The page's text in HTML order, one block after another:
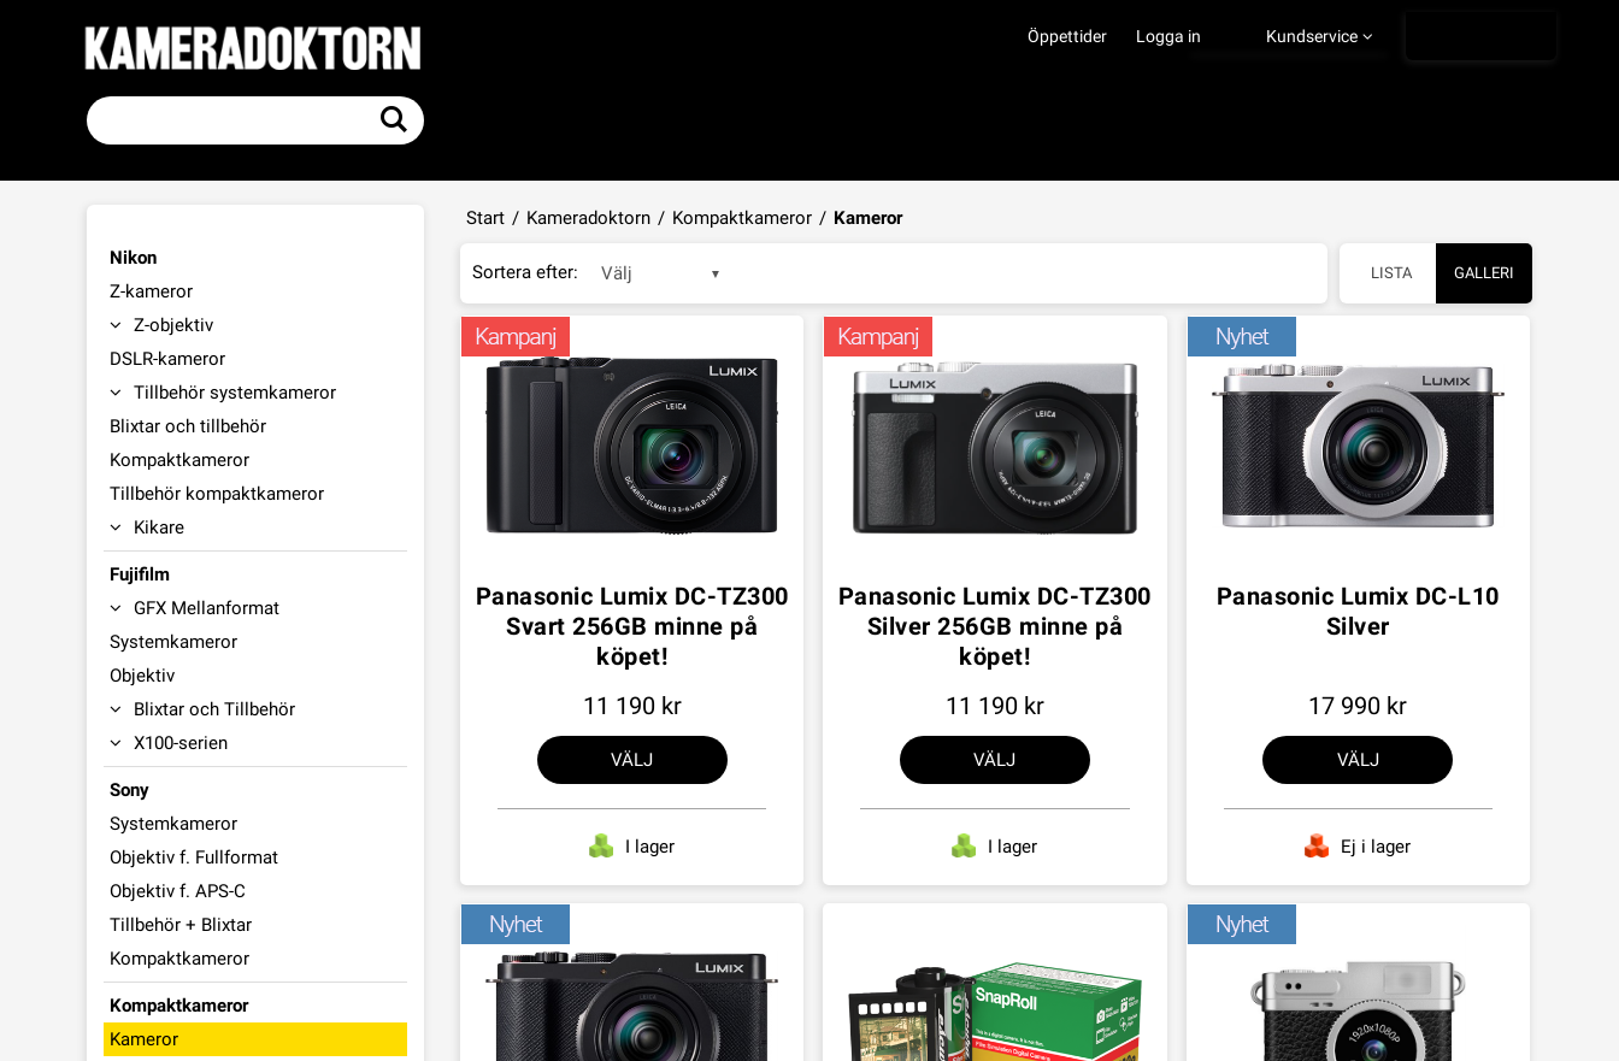
Öppettider Kundservice
Ångra köp
Logga in
Start / Kameradoktorn / Kompaktkameror / Kameror
Nikon
Z-kameror
Z-objektiv
DSLR-kameror
Tillbehör systemkameror
Blixtar och tillbehör
Kompaktkameror
Tillbehör kompaktkameror
Kikare
Fujifilm
GFX Mellanformat
Systemkameror
Objektiv
Blixtar och Tillbehör
X100-serien
Sony
Systemkameror
Objektiv f. Fullformat
Objektiv f. APS-C
Tillbehör + Blixtar
Kompaktkameror
Kompaktkameror
Kameror
Sortera efter: Välj LISTA GALLERI
Panasonic Lumix DC-TZ300
Svart 256GB minne på
köpet!
11 190
VÄLJ
I lager
Panasonic Lumix DC-TZ300
Silver 256GB minne på
köpet!
11 190
VÄLJ
I lager
Panasonic Lumix DC-L10
Silver
17 990
VÄLJ
Ej i lager